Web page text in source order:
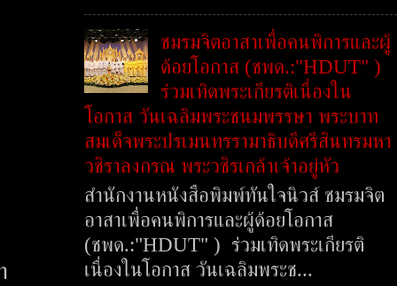
ชมรมจิตอาสาเพื่อคนพิการและผู้
ด้อยโอกาส (ชพด.:"HDUT" )
ร่วมเทิดพระเกียรติเนื่องใน
โอกาส วันเฉลิมพระชนมพรรษา พระบาท
สมเด็จพระปรเมนทรรามาธิบดีศรีสินทรมหา
วชิราลงกรณ พระวชิรเกล้าเจ้าอยู่หัว
สำนักงานหนังสือพิมพ์ทันใจนิวส์ ชมรมจิต
อาสาเพื่อคนพิการและผู้ด้อยโอกาส
(ชพด.:"HDUT" ) ร่วมเทิดพระเกียรติ
เนื่องในโอกาส วันเฉลิมพระช...